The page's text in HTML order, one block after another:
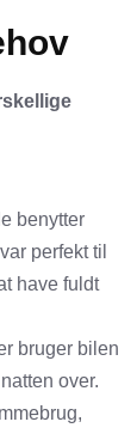
benytter
perfekt til
have fuldt
bruger bilen
over.